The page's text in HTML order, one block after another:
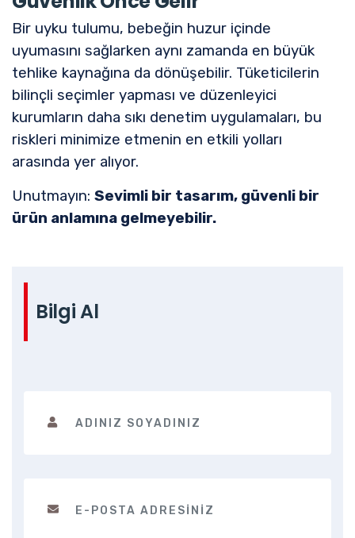
Bir uyku tulumu, bebeğin huzur içinde
uyumasını sağlarken aynı zamanda en büyük
tehlike kaynağına da dönüşebilir. Tüketicilerin
bilinçli seçimler yapması ve düzenleyici
kurumların daha sıkı denetim uygulamaları, bu
riskleri minimize etmenin en etkili yolları
arasında yer alıyor.
Unutmayın: Sevimli bir tasarım, güvenli bir
ürün anlamına gelmeyebilir.
Bilgi Al